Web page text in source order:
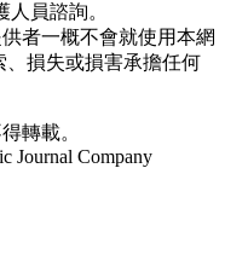
員諮詢。
者一概不會就使用本網
損失或損害承擔任何
轉載。
Journal Company